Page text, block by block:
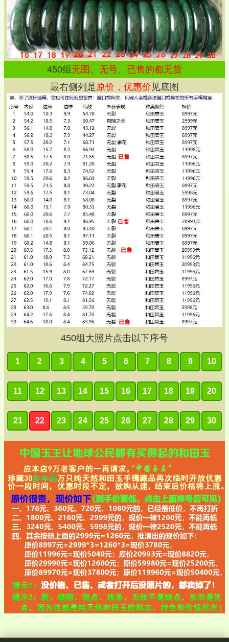
450组 无图、无号、已售的都无货
最右侧列是原价，优惠价 见底图
450组大照片点击以下序号
1 2 3 4 5 6 7 8 9 10
11 12 13 14 15 16 17 18 19 20
21 22 23 24 25 26 27 28 29 30